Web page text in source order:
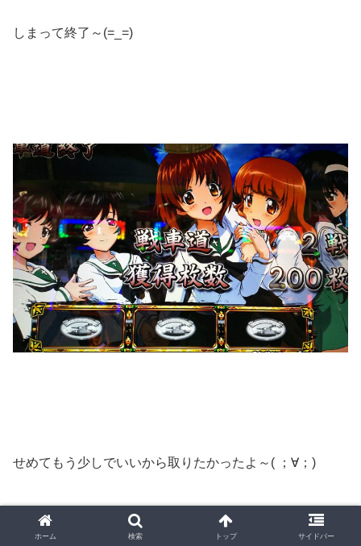
しまって終了～(=_=)
せめてもう少しでいいから取りたかったよ～( ；∀；)
ホーム 検索 トップ サイドバー